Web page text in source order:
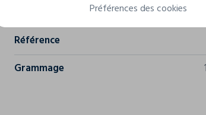
Référence
Grammage
Préférences des cookies